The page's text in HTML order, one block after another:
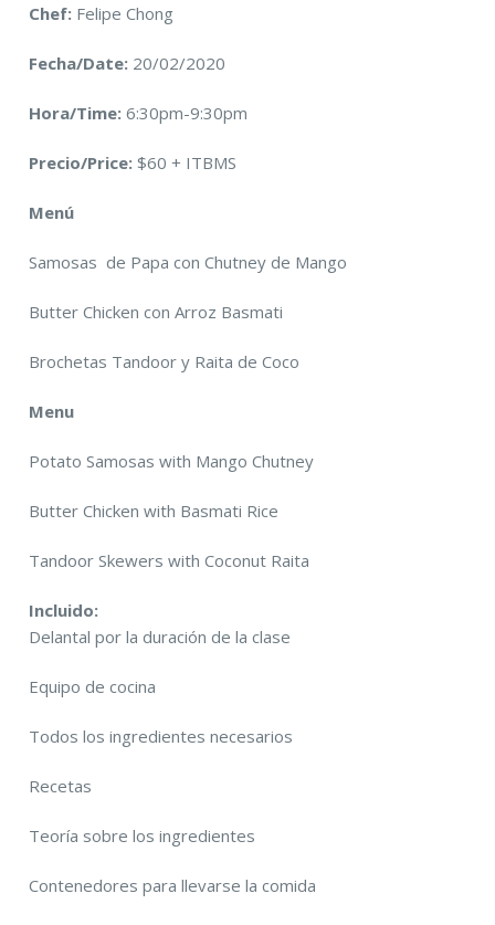
Chef: Felipe Chong
Fecha/Date: 20/02/2020
Hora/Time: 6:30pm-9:30pm
Precio/Price: $60 + ITBMS
Menú
Samosas de Papa con Chutney de Mango
Butter Chicken con Arroz Basmati
Brochetas Tandoor y Raita de Coco
Menu
Potato Samosas with Mango Chutney
Butter Chicken with Basmati Rice
Tandoor Skewers with Coconut Raita
Incluido:
Delantal por la duración de la clase
Equipo de cocina
Todos los ingredientes necesarios
Recetas
Teoría sobre los ingredientes
Contenedores para llevarse la comida